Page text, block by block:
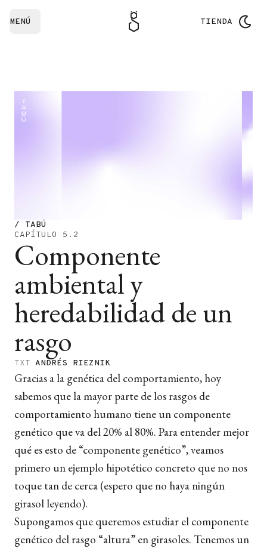
MENÚ TIENDA
/ TABÚ
CAPÍTULO 5.2
Componente
ambiental y
heredabilidad de un
rasgo
TXT ANDRÉS RIEZNIK
Gracias a la genética del comportamiento, hoy
sabemos que la mayor parte de los rasgos de
comportamiento humano tiene un componente
genético que va del 20% al 80%. Para entender mejor
qué es esto de “componente genético”, veamos
primero un ejemplo hipotético concreto que no nos
toque tan de cerca (espero que no haya ningún
girasol leyendo).
Supongamos que queremos estudiar el componente
genético del rasgo “altura” en girasoles. Tenemos un